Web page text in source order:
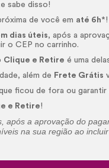
sabe disso!
de você em até 6h*!
dias úteis, após a
o CEP no carrinho.
Clique e Retire é uma
além de Frete Grátis
ficou de fora ou garantir
e Retire!
após a aprovação do
na sua região ao